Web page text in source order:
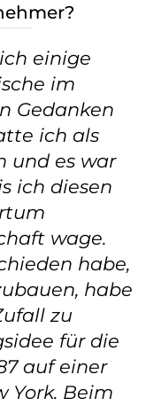
einige
im
Gedanken
ich als
und es war
ich diesen
wage.
habe,
habe
zu
für die
auf einer
York. Beim